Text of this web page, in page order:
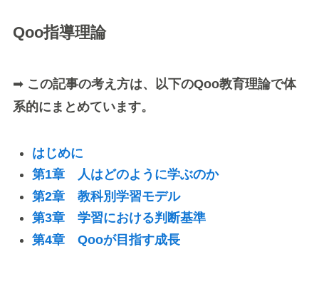
Qoo指導理論
➡ この記事の考え方は、以下のQoo教育理論で体
系的にまとめています。
はじめに
第1章 人はどのように学ぶのか
第2章 教科別学習モデル
第3章 学習における判断基準
第4章 Qooが目指す成長